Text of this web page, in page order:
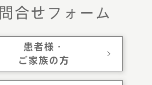
問合せフォーム
患者様・
ご家族の方